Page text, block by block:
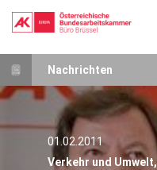
Direkt
zum
Inhalt
Nachrichten
01.02.2011
Verkehr und Umwelt,